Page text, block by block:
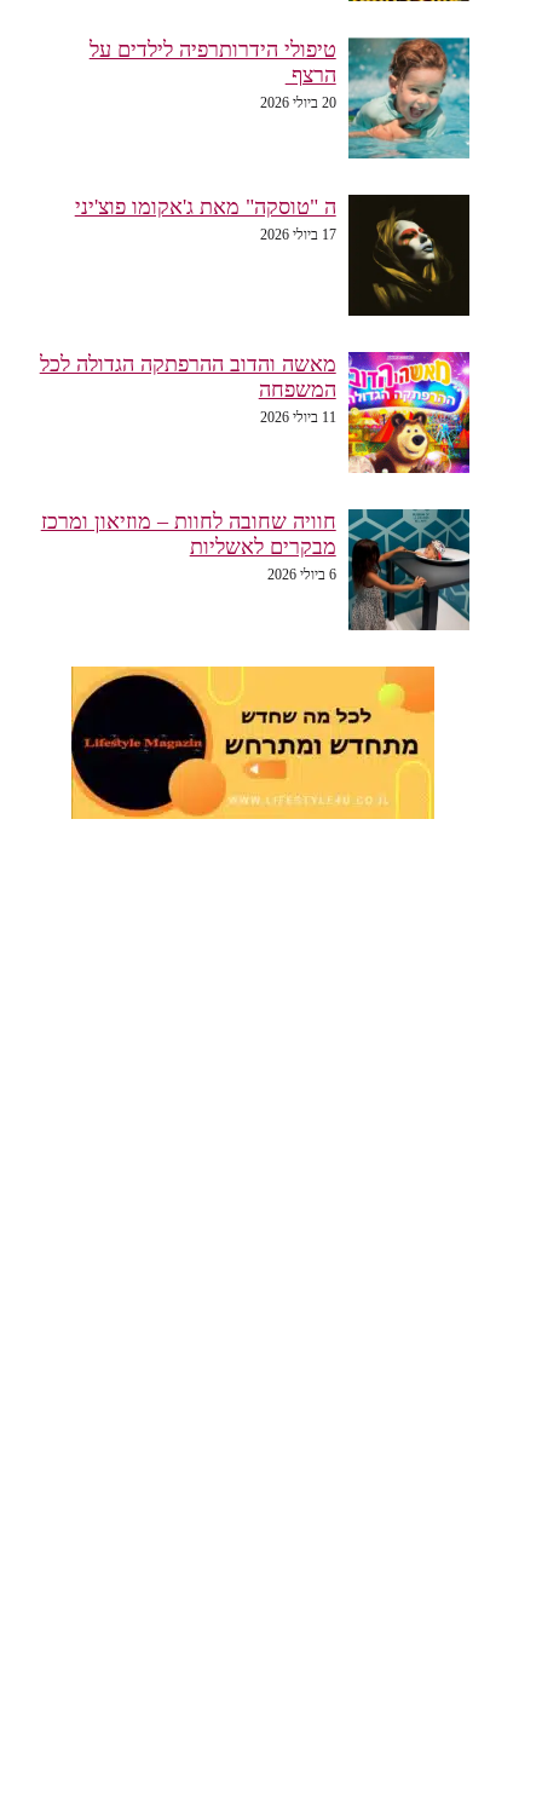
טיפולי הידרותרפיה לילדים על
הרצף
20 ביולי 2026
ה "טוסקה" מאת ג'אקומו פוצ'יני
17 ביולי 2026
מאשה והדוב ההרפתקה הגדולה לכל
המשפחה
11 ביולי 2026
חוויה שחובה לחוות – מוזיאון ומרכז
מבקרים לאשליות
6 ביולי 2026